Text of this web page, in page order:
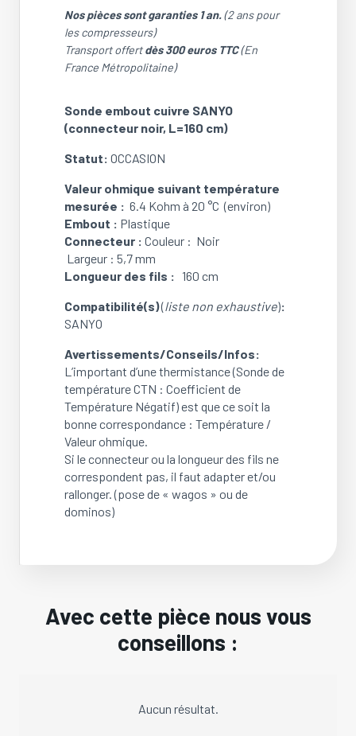
de
Sonde
embout
plastique
noir,
L=160
(OCCASION)
Nos pièces sont garanties 1 an.(2 ans pour
les compresseurs)
Transport offertdès 300 euros TTC(En
France Métropolitaine)
Sonde embout cuivre SANYO
(connecteur noir, L=160 cm)
Statut: OCCASION
Valeur ohmique suivant température
mesurée : 6.4 Kohm à 20 °C (environ)
Embout : Plastique
Connecteur : Couleur : Noir
Largeur : 5,7 mm
Longueur des fils : 160 cm
Compatibilité(s)(liste non exhaustive):
SANYO
Avertissements/Conseils/Infos:
L’important d’une thermistance (Sonde de
température CTN : Coefficient de
Température Négatif) est que ce soit la
bonne correspondance : Température /
Valeur ohmique.
Si le connecteur ou la longueur des fils ne
correspondent pas, il faut adapter et/ou
rallonger. (pose de « wagos » ou de
dominos)
Avec cette pièce nous vous
conseillons :
Aucun résultat.